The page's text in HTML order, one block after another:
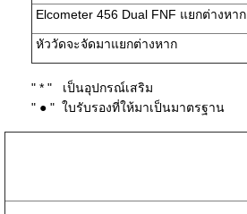
Elcometer 456 Dual FNF แยกต่างหาก
หัววัดจะจัดมาแยกต่างหาก
" * " เป็นอุปกรณ์เสริม
" ● " ใบรับรองที่ให้มาเป็นมาตรฐาน